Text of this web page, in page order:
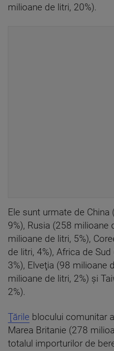
milioane de litri, 20%).
Ele sunt urmate de
9%), Rusia (258 milioane
milioane de litri, 5%),
de litri, 4%), Africa de
3%), Elveţia (98 milioane
milioane de litri, 2%) şi
2%).
Ţările blocului comunitar
Marea Britanie (278
totalul importurilor de